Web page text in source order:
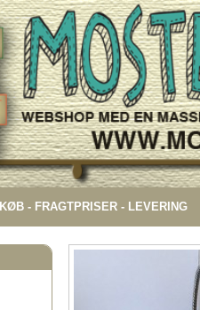
KØB - FRAGTPRISER - LEVERING